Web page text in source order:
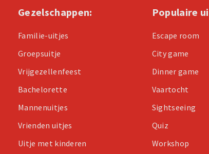
Gezelschappen:
Familie-uitjes
Groepsuitje
Vrijgezellenfeest
Bachelorette
Mannenuitjes
Vrienden uitjes
Uitje met kinderen
Populaire
Escape room
City game
Dinner game
Vaartocht
Sightseeing
Quiz
Workshop